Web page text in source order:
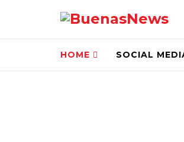
HOME SOCIAL